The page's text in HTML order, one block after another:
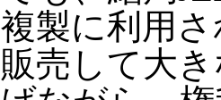
複製に利用
販売して大